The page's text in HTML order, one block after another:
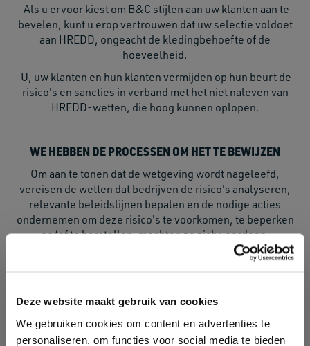
Deze website maakt gebruik van cookies
We gebruiken cookies om content en advertenties te
personaliseren, om functies voor social media te bieden
Als u ervoor kiest om B&C stijlen aan uw klanten aan te
bevelen, kunt u erop vertrouwen dat uw selectie voldoet
aan HREDD, ongeacht de kledingbehoefte of de
hoeveelheid.
U, uw klanten en hun klanten vermijden op hun beurt de
risico's en sancties in verband met het niet naleven van
HREDD-wetten, die hoog kunnen oplopen.
WE HEBBEN DE PROCESSEN OM HET TE BEWIJZEN
Om aan te tonen dat de wetgeving wordt nageleefd,
vereisen de wetten dat bedrijven de risico's analyseren,
relevante beleidslijnen bepalen en de nodige acties
ondernemen om deze risico's te voorkomen, te beperken
en/of te herstellen, mochten ze zich voordoen.
B&C heeft drie stappen ondernomen en controleert
INTRODUCEREN
DE B&C HREDD TOOLKIT